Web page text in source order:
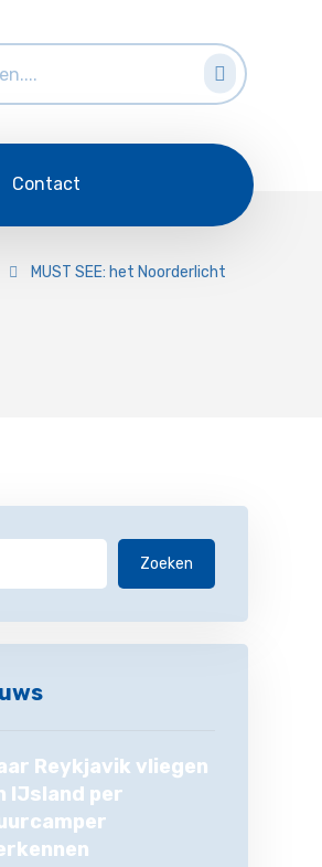
Contact
MUST SEE: het Noorderlicht
Zoeken
Reykjavik vliegen
IJsland per